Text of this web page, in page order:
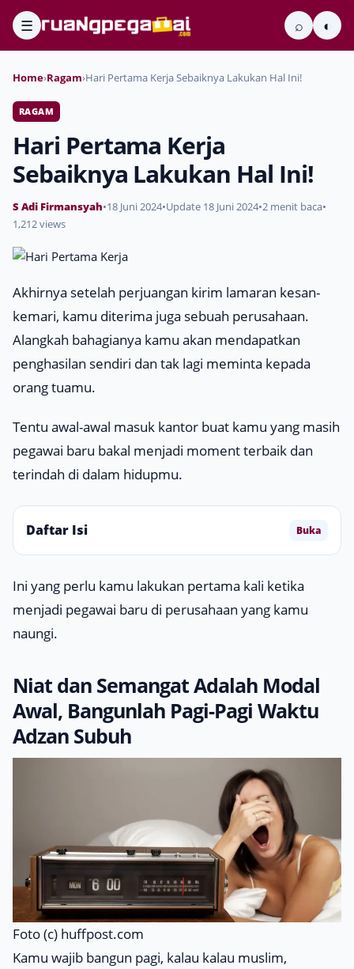
☰ ⌕ ◐
Home›Ragam›Hari Pertama Kerja Sebaiknya Lakukan Hal Ini!
RAGAM
Hari Pertama Kerja
Sebaiknya Lakukan Hal Ini!
S Adi Firmansyah•18 Juni 2024•Update 18 Juni 2024•2 menit baca•
1,212 views
Akhirnya setelah perjuangan kirim lamaran kesan-
kemari, kamu diterima juga sebuah perusahaan.
Alangkah bahagianya kamu akan mendapatkan
penghasilan sendiri dan tak lagi meminta kepada
orang tuamu.
Tentu awal-awal masuk kantor buat kamu yang masih
pegawai baru bakal menjadi momentterbaik dan
terindah di dalam hidupmu.
Daftar Isi Buka
Ini yang perlu kamu lakukan pertama kali ketika
menjadi pegawai baru di perusahaan yang kamu
naungi.
Niat dan Semangat Adalah Modal
Awal, Bangunlah Pagi-Pagi Waktu
Adzan Subuh
Foto (c) huffpost.com
Kamu wajib bangun pagi, kalau kalau muslim,